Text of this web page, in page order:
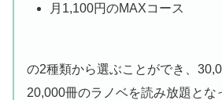
月1,100円のMAXコース
の2種類から選ぶことができ、
20,000冊のラノベを読み放題とな